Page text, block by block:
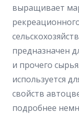
выращивает
предназначен
и прочего
используется
свойств
подробнее